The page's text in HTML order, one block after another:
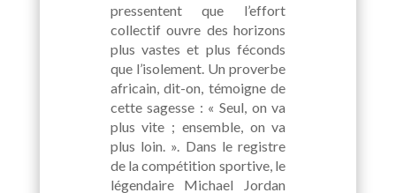
pressentent que l’effort
collectif ouvre des horizons
plus vastes et plus féconds
que l’isolement. Un proverbe
africain, dit-on, témoigne de
cette sagesse : « Seul, on va
plus vite ; ensemble, on va
plus loin. ». Dans le registre
de la compétition sportive, le
légendaire Michael Jordan